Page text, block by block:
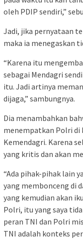
oleh PDIP sendiri,”
Jadi, jika pernyataan
maka ia menegaskan
“Karena itu
sebagai Mendagri
itu. Jadi artinya
dijaga,” sambungnya.
Dia menambahkan
menempatkan Polri di
Kemendagri. Karena
yang kritis dan akan
“Ada pihak-pihak lain
yang membonceng di
yang kemudian akan
Polri, itu yang saya
peran TNI dan Polri
TNI adalah konteks